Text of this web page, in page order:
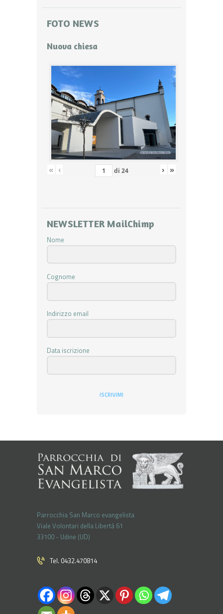
FOTO NEWS
Nuova chiesa
« ‹ di 24 › »
NEWSLETTER MailChimp
Nome
Cognome
Indirizzo email
Data iscrizione
ISCRIVIMI
Parrocchia San Marco evangelista
Viale Volontari della Libertá 61
33100 - Udine (UD)
Tel. 0432.470814